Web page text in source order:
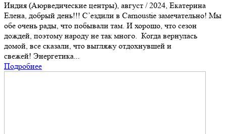
Индия (Аюрведические центры), август / 2024, Екатерина
Елена, добрый день!!! С’ездили в Carnoustie замечательно! Мы
обе очень рады, что побывали там. И хорошо, что сезон
дождей, поэтому народу не так много. Когда вернулась
домой, все сказали, что выгляжу отдохнувшей и
свежей! Энергетика...
Подробнее